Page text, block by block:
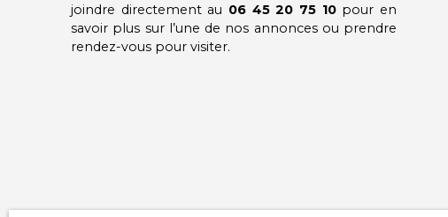
joindre directement au 06 45 20 75 10pour en
savoir plus sur l’une de nos annonces ou prendre
rendez-vous pour visiter.